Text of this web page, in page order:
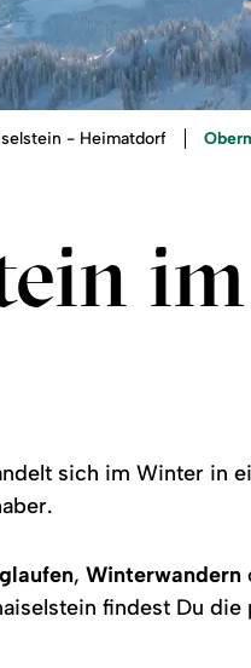
- Heimatdorf
im
sich im Winter in
,Winterwandern
findest Du